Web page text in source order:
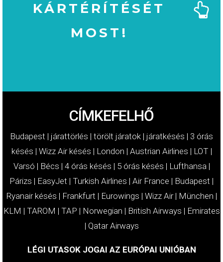
KÁRTÉRÍTÉSÉT
MOST!
CÍMKEFELHŐ
Budapest | járattörlés | törölt járatok | járatkésés | 3 órás
késés | Wizz Air késés | London | Austrian Airlines | LOT|
Varsó | Bécs | 4 órás késés | 5 órás késés | Lufthansa|
Párizs | EasyJet | Turkish Airlines | Air France | Budapest |
Ryanair késés | Frankfurt | Eurowings | Wizz Air| München |
KLM | TAROM | TAP | Norwegian | British Airways | Emirates
| Qatar Airways
LÉGI UTASOK JOGAI AZ EURÓPAI UNIÓBAN